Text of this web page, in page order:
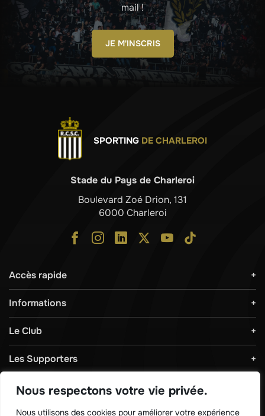
Nous respectons votre vie privée.
Nous utilisons des cookies pour améliorer votre expérience
mail !
JE M'INSCRIS
SPORTING DE CHARLEROI
Stade du Pays de Charleroi
Boulevard Zoé Drion, 131
6000 Charleroi
Accès rapide
Informations
Le Club
Les Supporters
Règlements & Sécurité